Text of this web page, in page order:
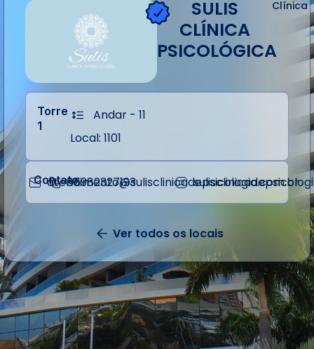
SULIS
CLÍNICA
PSICOLÓGICA
Clínica
Torre
1
Andar - 11
Local: 1101
Contato85982327193
atendimento@sulisclinicadepsicologia.com.br
Ver todos os locais